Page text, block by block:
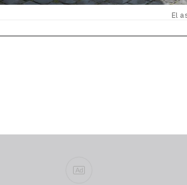
El
Ad